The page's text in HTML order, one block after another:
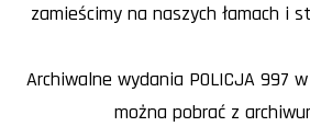
zamieścimy na naszych łamach i
Archiwalne wydania POLICJA 997
można pobrać z